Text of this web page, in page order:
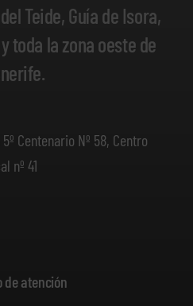
Teide, Guía de Isora,
toda la zona oeste de
Centenario Nº 58, Centro
nº 41
de atención